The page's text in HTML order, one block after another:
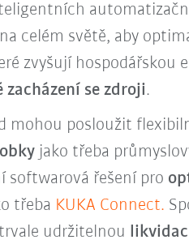
celém světě, aby
zvyšují hospodářskou
zacházení se zdroji.
mohou posloužit
jako třeba
softwarová řešení pro
třeba KUKA Connect.
udržitelnou